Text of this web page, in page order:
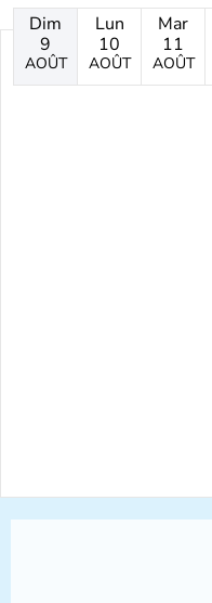
Dim
9
AOÛT
Lun
10
AOÛT
Mar
11
AOÛT